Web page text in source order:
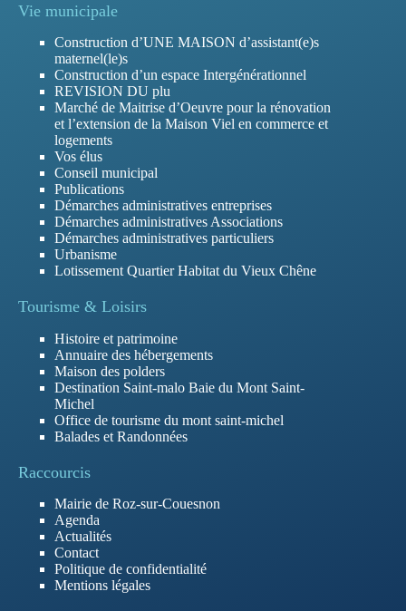
Vie municipale
Construction d’UNE MAISON d’assistant(e)s
maternel(le)s
Construction d’un espace Intergénérationnel
REVISION DU plu
Marché de Maitrise d’Oeuvre pour la rénovation
et l’extension de la Maison Viel en commerce et
logements
Vos élus
Conseil municipal
Publications
Démarches administratives entreprises
Démarches administratives Associations
Démarches administratives particuliers
Urbanisme
Lotissement Quartier Habitat du Vieux Chêne
Tourisme & Loisirs
Histoire et patrimoine
Annuaire des hébergements
Maison des polders
Destination Saint-malo Baie du Mont Saint-
Michel
Office de tourisme du mont saint-michel
Balades et Randonnées
Raccourcis
Mairie de Roz-sur-Couesnon
Agenda
Actualités
Contact
Politique de confidentialité
Mentions légales